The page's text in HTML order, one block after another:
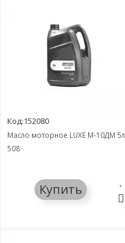
Код:152080
Масло моторное LUXE М-10ДМ 5л
508
Купить